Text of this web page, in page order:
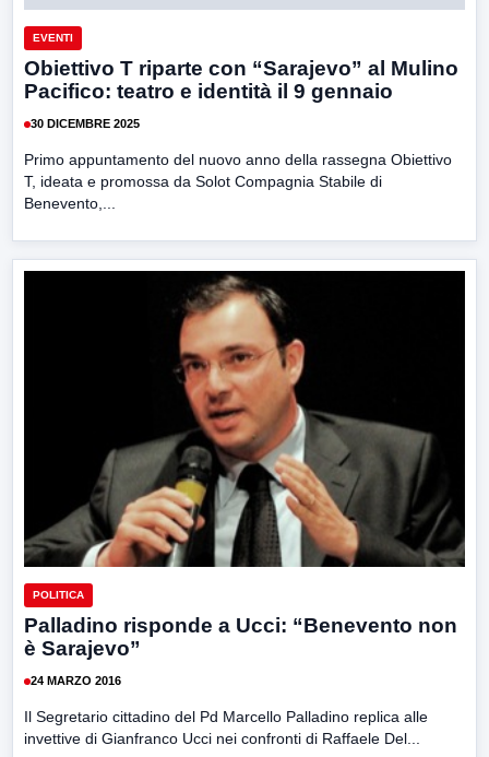
EVENTI
Obiettivo T riparte con “Sarajevo” al Mulino
Pacifico: teatro e identità il 9 gennaio
30 DICEMBRE 2025
Primo appuntamento del nuovo anno della rassegna Obiettivo
T, ideata e promossa da Solot Compagnia Stabile di
Benevento,...
POLITICA
Palladino risponde a Ucci: “Benevento non
è Sarajevo”
24 MARZO 2016
Il Segretario cittadino del Pd Marcello Palladino replica alle
invettive di Gianfranco Ucci nei confronti di Raffaele Del...